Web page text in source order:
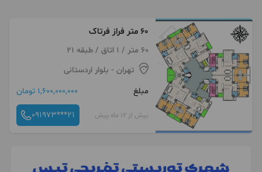
60 متر فراز فرتاک
60 متر / 1 اتاق / طبقه 21
تهران - بلوار اردستانی
مبلغ
1,600,000,000 تومان
بیش از 12 ماه پیش 091973***21